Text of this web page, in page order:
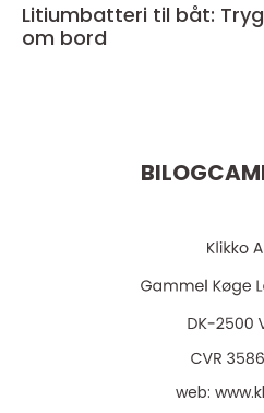
Litiumbatteri til båt:
om bord
web: